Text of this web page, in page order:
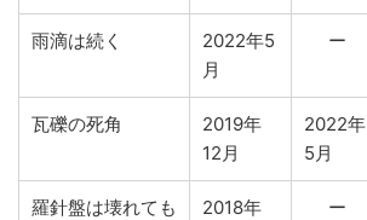
雨滴は続く
2022年5
月
ー
瓦礫の死角
2019年
12月
2022年
5月
羅針盤は壊れても
2018年
ー